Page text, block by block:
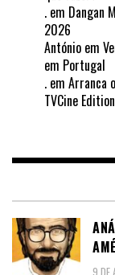
. em Dangan
2026
António em
em Portugal
. em Arranca
TVCine
9 DE